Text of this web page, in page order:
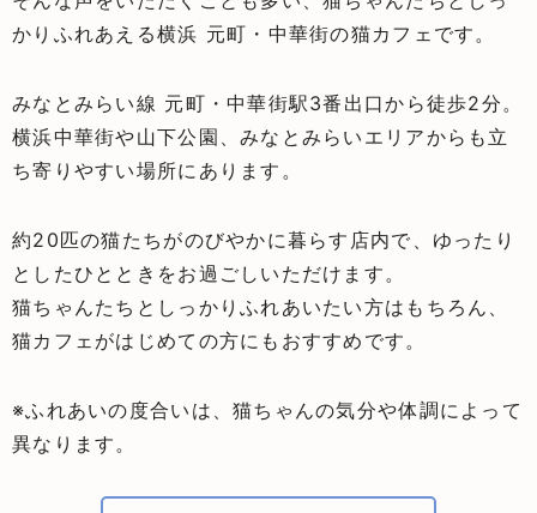
かりふれあえる横浜 元町・中華街の猫カフェです。
みなとみらい線 元町・中華街駅3番出口から徒歩2分。
横浜中華街や山下公園、みなとみらいエリアからも立
ち寄りやすい場所にあります。
約20匹の猫たちがのびやかに暮らす店内で、ゆったり
としたひとときをお過ごしいただけます。
猫ちゃんたちとしっかりふれあいたい方はもちろん、
猫カフェがはじめての方にもおすすめです。
※ふれあいの度合いは、猫ちゃんの気分や体調によって
異なります。